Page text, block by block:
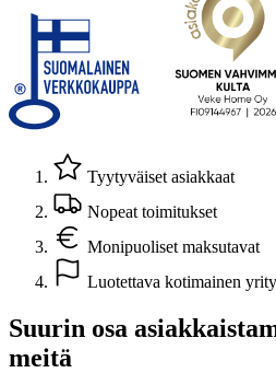
Tyytyväiset asiakkaat
Nopeat toimitukset
Monipuoliset maksutavat
Luotettava kotimainen
Suurin osa
meitä